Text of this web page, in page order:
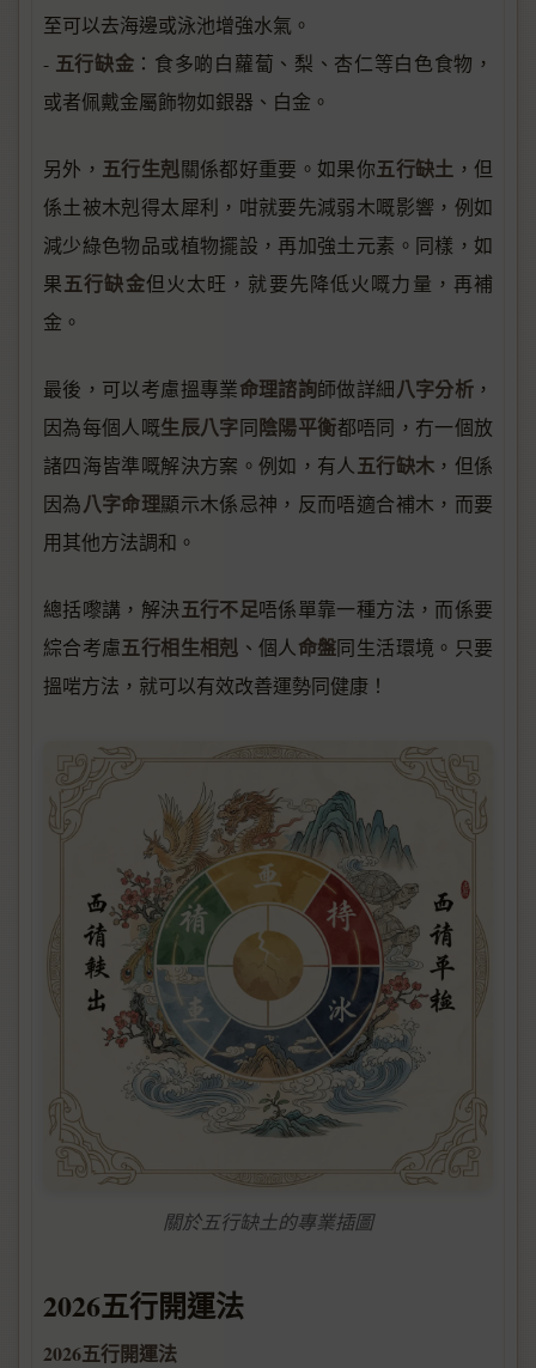
至可以去海邊或泳池增強水氣。
- 五行缺金 ：食多啲白蘿蔔、梨、杏仁等白色食物，
或者佩戴金屬飾物如銀器、白金。
另外， 五行生剋關係都好重要。如果你五行缺土 ，但
係土被木剋得太犀利，咁就要先減弱木嘅影響，例如
減少綠色物品或植物擺設，再加強土元素。同樣，如
果五行缺金但火太旺，就要先降低火嘅力量，再補
金。
最後，可以考慮搵專業命理諮詢師做詳細八字分析 ，
因為每個人嘅生辰八字同陰陽平衡都唔同，冇一個放
諸四海皆準嘅解決方案。例如，有人 五行缺木 ，但係
因為八字命理顯示木係忌神，反而唔適合補木，而要
用其他方法調和。
總括嚟講，解決五行不足唔係單靠一種方法，而係要
綜合考慮五行相生相剋 、個人 命盤同生活環境。只要
搵啱方法，就可以有效改善運勢同健康！
關於五行缺土的專業插圖
2026五行開運法
2026五行開運法